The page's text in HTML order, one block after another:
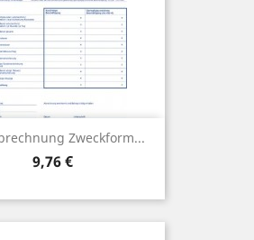
Zweckform...
Preis
9,76 €